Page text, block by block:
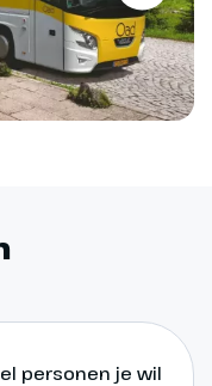
personen je wil